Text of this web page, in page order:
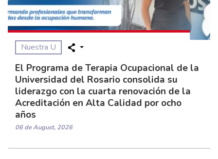
Nuestra U
El Programa de Terapia Ocupacional de la
Universidad del Rosario consolida su
liderazgo con la cuarta renovación de la
Acreditación en Alta Calidad por ocho
años
06 de August, 2026